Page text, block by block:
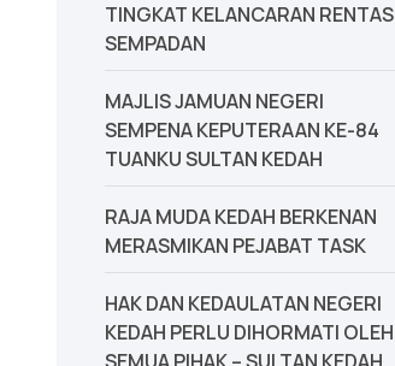
TINGKAT KELANCARAN RENTAS
SEMPADAN
MAJLIS JAMUAN NEGERI
SEMPENA KEPUTERAAN KE-84
TUANKU SULTAN KEDAH
‎RAJA MUDA KEDAH BERKENAN
MERASMIKAN PEJABAT TASK
‎HAK DAN KEDAULATAN NEGERI
KEDAH PERLU DIHORMATI OLEH